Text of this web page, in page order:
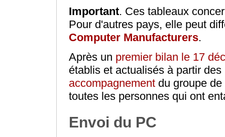
Important. Ces tableaux
Pour d'autres pays, elle peut
Computer Manufacturers.
Après un premier bilan le 17
établis et actualisés à partir
accompagnementdu groupe de
toutes les personnes qui ont
Envoi du PC